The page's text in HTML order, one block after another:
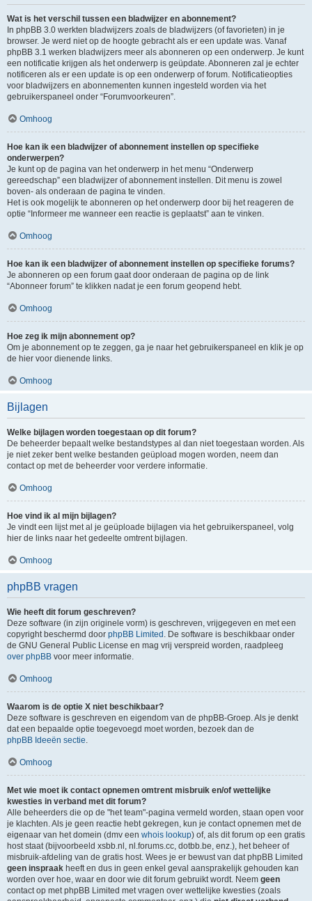
Wat is het verschil tussen een bladwijzer en abonnement?
In phpBB 3.0 werkten bladwijzers zoals de bladwijzers (of favorieten) in je
browser. Je werd niet op de hoogte gebracht als er een update was. Vanaf
phpBB 3.1 werken bladwijzers meer als abonneren op een onderwerp. Je kunt
een notificatie krijgen als het onderwerp is geüpdate. Abonneren zal je echter
notificeren als er een update is op een onderwerp of forum. Notificatieopties
voor bladwijzers en abonnementen kunnen ingesteld worden via het
gebruikerspaneel onder “Forumvoorkeuren”.
Omhoog
Hoe kan ik een bladwijzer of abonnement instellen op specifieke
onderwerpen?
Je kunt op de pagina van het onderwerp in het menu “Onderwerp
gereedschap” een bladwijzer of abonnement instellen. Dit menu is zowel
boven- als onderaan de pagina te vinden.
Het is ook mogelijk te abonneren op het onderwerp door bij het reageren de
optie “Informeer me wanneer een reactie is geplaatst” aan te vinken.
Omhoog
Hoe kan ik een bladwijzer of abonnement instellen op specifieke forums?
Je abonneren op een forum gaat door onderaan de pagina op de link
“Abonneer forum” te klikken nadat je een forum geopend hebt.
Omhoog
Hoe zeg ik mijn abonnement op?
Om je abonnement op te zeggen, ga je naar het gebruikerspaneel en klik je op
de hier voor dienende links.
Omhoog
Bijlagen
Welke bijlagen worden toegestaan op dit forum?
De beheerder bepaalt welke bestandstypes al dan niet toegestaan worden. Als
je niet zeker bent welke bestanden geüpload mogen worden, neem dan
contact op met de beheerder voor verdere informatie.
Omhoog
Hoe vind ik al mijn bijlagen?
Je vindt een lijst met al je geüploade bijlagen via het gebruikerspaneel, volg
hier de links naar het gedeelte omtrent bijlagen.
Omhoog
phpBB vragen
Wie heeft dit forum geschreven?
Deze software (in zijn originele vorm) is geschreven, vrijgegeven en met een
copyright beschermd door phpBB Limited . De software is beschikbaar onder
de GNU General Public License en mag vrij verspreid worden, raadpleeg
over phpBB voor meer informatie.
Omhoog
Waarom is de optie X niet beschikbaar?
Deze software is geschreven en eigendom van de phpBB-Groep. Als je denkt
dat een bepaalde optie toegevoegd moet worden, bezoek dan de
phpBB Ideeën sectie.
Omhoog
Met wie moet ik contact opnemen omtrent misbruik en/of wettelijke
kwesties in verband met dit forum?
Alle beheerders die op de "het team"-pagina vermeld worden, staan open voor
je klachten. Als je geen reactie hebt gekregen, kun je contact opnemen met de
eigenaar van het domein (dmv een whois lookup) of, als dit forum op een gratis
host staat (bijvoorbeeld xsbb.nl, nl.forums.cc, dotbb.be, enz.), het beheer of
misbruik-afdeling van de gratis host. Wees je er bewust van dat phpBB Limited
geen inspraak heeft en dus in geen enkel geval aansprakelijk gehouden kan
worden over hoe, waar en door wie dit forum gebruikt wordt. Neem geen
contact op met phpBB Limited met vragen over wettelijke kwesties (zoals